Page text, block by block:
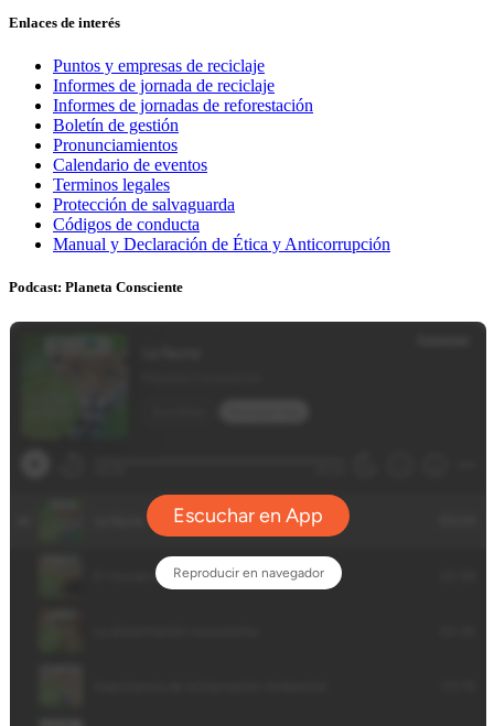
Enlaces de interés
Puntos y empresas de reciclaje
Informes de jornada de reciclaje
Informes de jornadas de reforestación
Boletín de gestión
Pronunciamientos
Calendario de eventos
Terminos legales
Protección de salvaguarda
Códigos de conducta
Manual y Declaración de Ética y Anticorrupción
Podcast: Planeta Consciente